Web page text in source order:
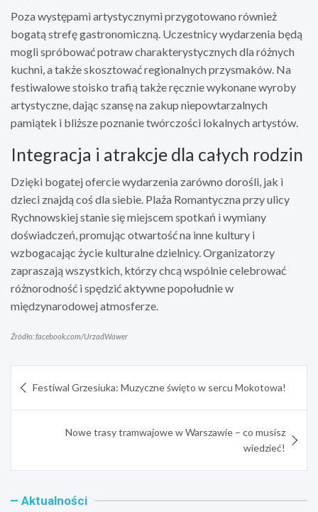
Poza występami artystycznymi przygotowano również
bogatą strefę gastronomiczną. Uczestnicy wydarzenia będą
mogli spróbować potraw charakterystycznych dla różnych
kuchni, a także skosztować regionalnych przysmaków. Na
festiwalowe stoisko trafią także ręcznie wykonane wyroby
artystyczne, dając szansę na zakup niepowtarzalnych
pamiątek i bliższe poznanie twórczości lokalnych artystów.
Integracja i atrakcje dla całych rodzin
Dzięki bogatej ofercie wydarzenia zarówno dorośli, jak i
dzieci znajdą coś dla siebie. Plaża Romantyczna przy ulicy
Rychnowskiej stanie się miejscem spotkań i wymiany
doświadczeń, promując otwartość na inne kultury i
wzbogacając życie kulturalne dzielnicy. Organizatorzy
zapraszają wszystkich, którzy chcą wspólnie celebrować
różnorodność i spędzić aktywne popołudnie w
międzynarodowej atmosferze.
Źródło: facebook.com/UrzadWawer
wpisu
Festiwal Grzesiuka: Muzyczne święto w sercu Mokotowa!
Nowe trasy tramwajowe w Warszawie – co musisz
wiedzieć!
Aktualności